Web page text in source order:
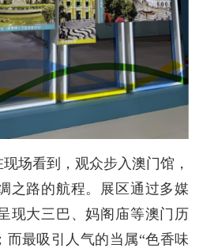
场看到，观众步入澳门馆，
之路的航程。展区通过多媒
现大三巴、妈阁庙等澳门历
而最吸引人气的当属“色香味